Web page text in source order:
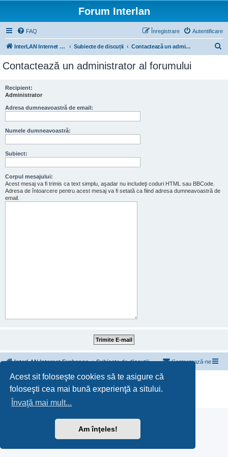
Acest sit foloseşte cookies să te asigure că
foloseşti cea mai bună experienţă a sitului.
Învaţă mai mult...
Am înţeles!
Forum Interlan
FAQ Autentificare
Înregistrare
InterLAN Internet Exchange Subiecte de discuții Contactează un administrator al forumului
Contactează un administrator al forumului
Recipient:
Administrator
Adresa dumneavoastră de email:
Numele dumneavoastră:
Subiect:
Corpul mesajului:
Acest mesaj va fi trimis ca text simplu, aşadar nu includeţi coduri HTML sau BBCode.
Adresa de întoarcere pentru acest mesaj va fi setată ca fiind adresa dumneavoastră de
email.
InterLAN Internet Exchange Subiecte de discuții Contactează-ne
Furnizat dephpBB® Forum Software © phpBB Limited
Translation/Traducere:MX-Publisher CMS